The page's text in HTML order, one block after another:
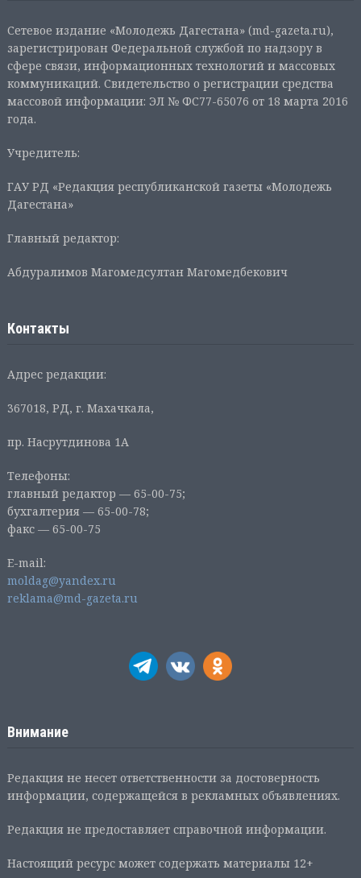
Сетевое издание «Молодежь Дагестана» (md-gazeta.ru),
зарегистрирован Федеральной службой по надзору в
сфере связи, информационных технологий и массовых
коммуникаций. Свидетельство о регистрации средства
массовой информации: ЭЛ № ФС77-65076 от 18 марта 2016
года.
Учредитель:
ГАУ РД «Редакция республиканской газеты «Молодежь
Дагестана»
Главный редактор:
Абдуралимов Магомедсултан Магомедбекович
Контакты
Адрес редакции:
367018, РД, г. Махачкала,
пр. Насрутдинова 1А
Телефоны:
главный редактор — 65-00-75;
бухгалтерия — 65-00-78;
факс — 65-00-75
E-mail:
moldag@yandex.ru
reklama@md-gazeta.ru
Внимание
Редакция не несет ответственности за достоверность
информации, содержащейся в рекламных объявлениях.
Редакция не предоставляет справочной информации.
Настоящий ресурс может содержать материалы 12+